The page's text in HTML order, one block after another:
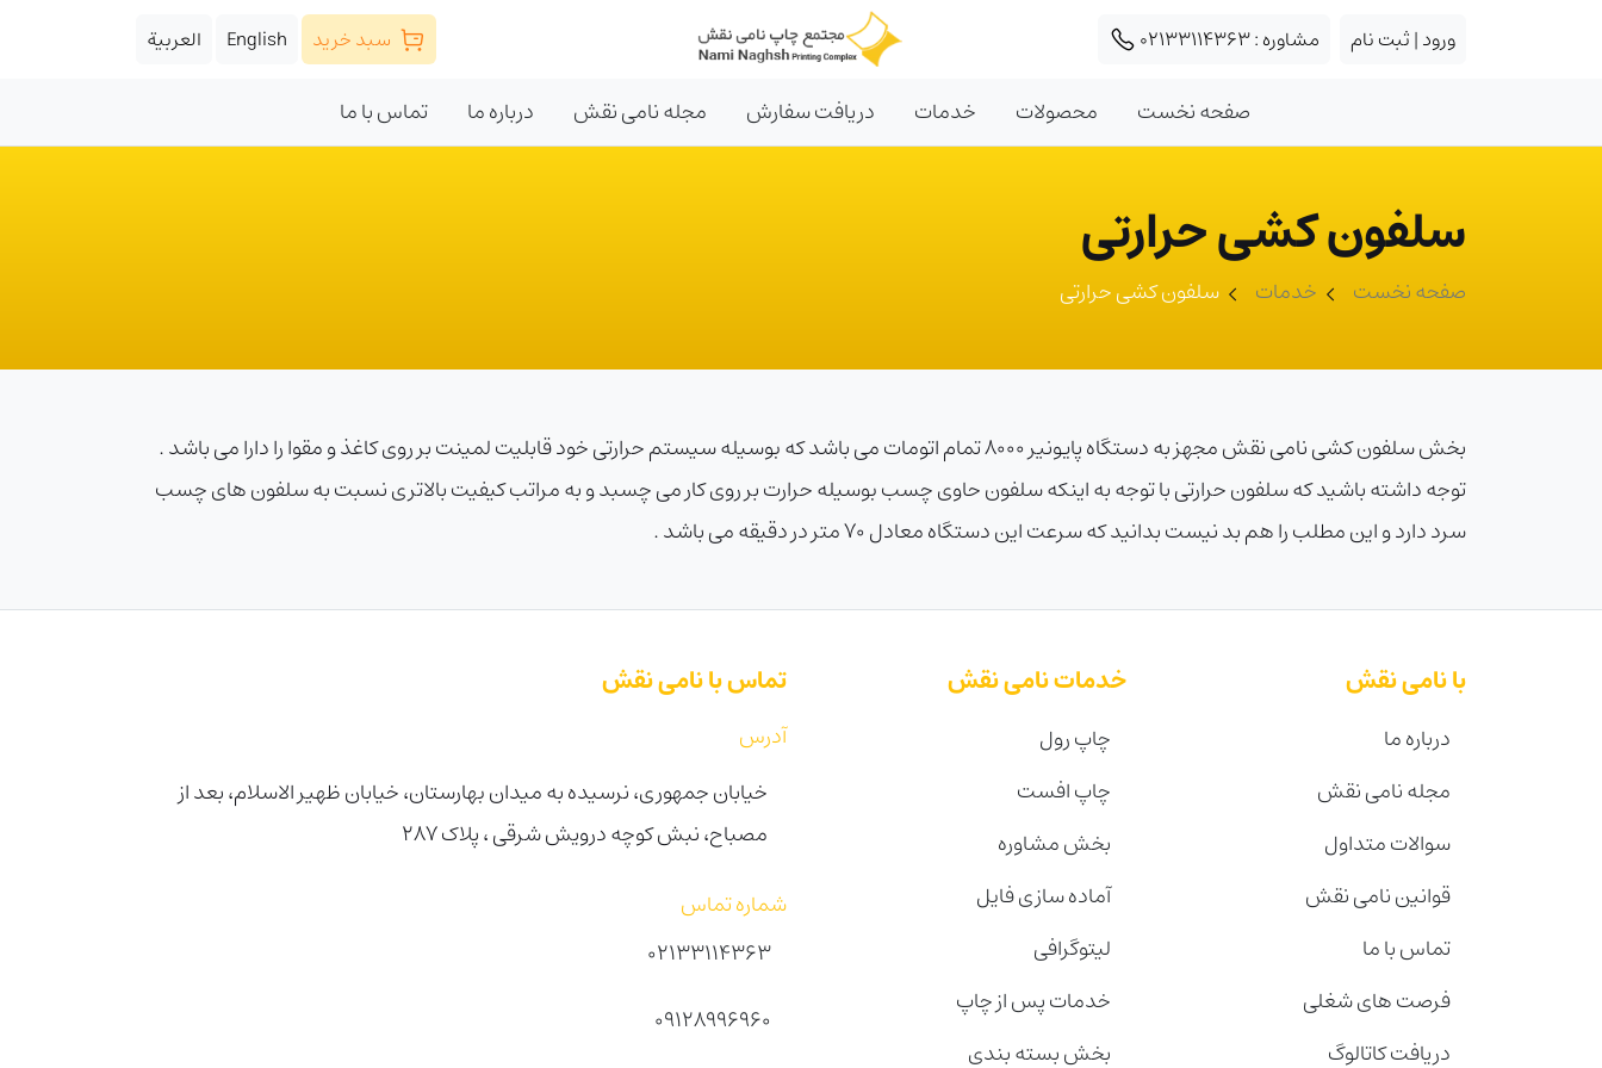
ورود | ثبت نام مشاوره :02133114363 سبد خرید English العربية
صفحه نخست محصولات خدمات دریافت سفارش مجله نامی نقش درباره ما تماس با ما
سلفون کشی حرارتی
صفحه نخست خدمات سلفون کشی حرارتی
بخش سلفون کشی نامی نقش مجهز به دستگاه پایونیر 8000 تمام اتومات می باشد که بوسیله سیستم حرارتی خود قابلیت لمینت بر روی کاغذ و مقوا را دارا می باشد .
توجه داشته باشید که سلفون حرارتی با توجه به اینکه سلفون حاوی چسب بوسیله حرارت بر روی کار می چسبد و به مراتب کیفیت بالاتری نسبت به سلفون های چسب
سرد دارد و این مطلب را هم بد نیست بدانید که سرعت این دستگاه معادل 70 متر در دقیقه می باشد .
با نامی نقش
درباره ما
مجله نامی نقش
سوالات متداول
قوانین نامی نقش
تماس با ما
فرصت های شغلی
دریافت کاتالوگ
خدمات نامی نقش
چاپ رول
چاپ افست
بخش مشاوره
آماده سازی فایل
لیتوگرافی
خدمات پس از چاپ
بخش بسته بندی
تماس با نامی نقش
آدرس
خیابان جمهوری، نرسیده به میدان بهارستان، خیابان ظهیر الاسلام، بعد از
مصباح، نبش کوچه درویش شرقی ، پلاک ۲۸۷
شماره تماس
02133114363
09128996960